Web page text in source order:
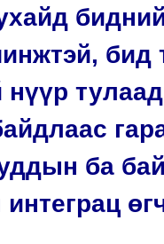
бид
нүүр
ба